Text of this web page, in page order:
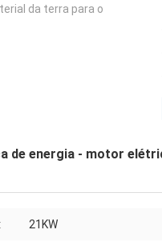
da terra para o
de energia - motor
21KW